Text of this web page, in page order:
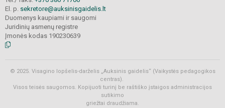
El. p. sekretore@auksinisgaidelis.lt
Duomenys kaupiami ir saugomi
Juridinių asmenų registre
Įmonės kodas 190230639
© 2025. Visagino lopšelis-darželis „Auksinis gaidelis“ (Vaikystės pedagogikos
centras).
Visos teisės saugomos. Kopijuoti turinį be raštiško įstaigos administracijos
sutikimo
griežtai draudžiama.